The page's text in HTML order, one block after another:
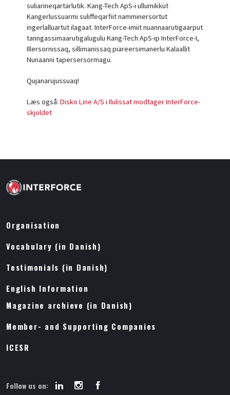
suliarineqartarlutik. Kang-Tech ApS-i ullumikkut
Kangerlussuarmi suliffeqarfiit namminersortut
ingerlalluartut ilagaat. InterForce-imiit nuannaarutigaarput
tanngassimaarutigalugulu Kang-Tech ApS-ip InterForce-I,
Illersornissaq, sillimanissaq piareersimanerlu Kalaallit
Nunaanni tapersersormagu.
Qujanarujussuaq!
Læs også: Disko Line A/S i Ilulissat modtager InterForce-
skjoldet
Organisation
Vocabulary (in Danish)
Testimonials (in Danish)
English Information
Magazine archieve (in Danish)
Member- and Supporting Companies
ICESR
Follow us on: